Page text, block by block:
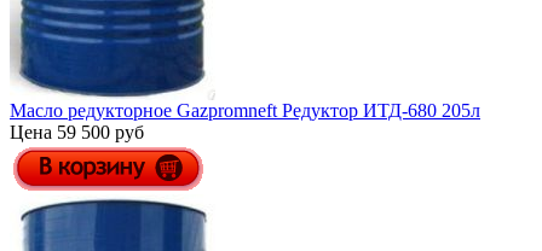
Масло редукторное Gazpromneft Редуктор ИТД-680 205л
Цена 59 500 руб